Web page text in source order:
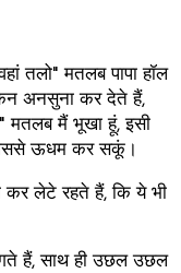
तलो" मतलब पापा हॉल
अनसुना कर देते हैं,
मतलब मैं भूखा हूं, इसी
ऊधम कर सकूं।
कर लेटे रहते हैं, कि ये भी
हैं, साथ ही उछल उछल